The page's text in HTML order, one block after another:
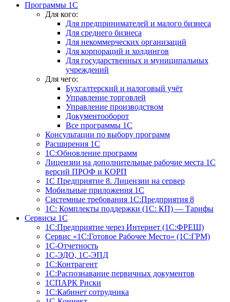
Программы 1С
Для кого:
Для предпринимателей и малого бизнеса
Для среднего бизнеса
Для некоммерческих организаций
Для корпораций и холдингов
Для государственных и муниципальных
учреждений
Для чего:
Бухгалтерский и налоговый учёт
Управление торговлей
Управление производством
Документооборот
Все программы 1С
Консультации по выбору программ
Расширения 1С
1С:Обновление программ
Лицензии на дополнительные рабочие места 1С
версий ПРОФ и КОРП
1С Предприятие 8. Лицензии на сервер
Мобильные приложения 1С
Системные требования 1С:Предприятия 8
1С: Комплекты поддержки (1С: КП) — Тарифы
Сервисы 1С
1С:Предприятие через Интернет (1С:ФРЕШ)
Сервис «1С:Готовое Рабочее Место» (1С:ГРМ)
1С-Отчетность
1С-ЭДО, 1С-ЭПД
1С:Контрагент
1С:Распознавание первичных документов
1СПАРК Риски
1С:Кабинет сотрудника